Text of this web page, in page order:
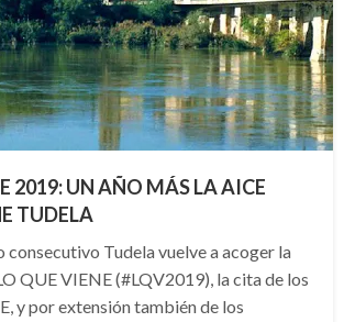
2019: UN AÑO MÁS LA AICE
TUDELA
consecutivo Tudela vuelve a acoger la
QUE VIENE (#LQV2019), la cita de los
y por extensión también de los